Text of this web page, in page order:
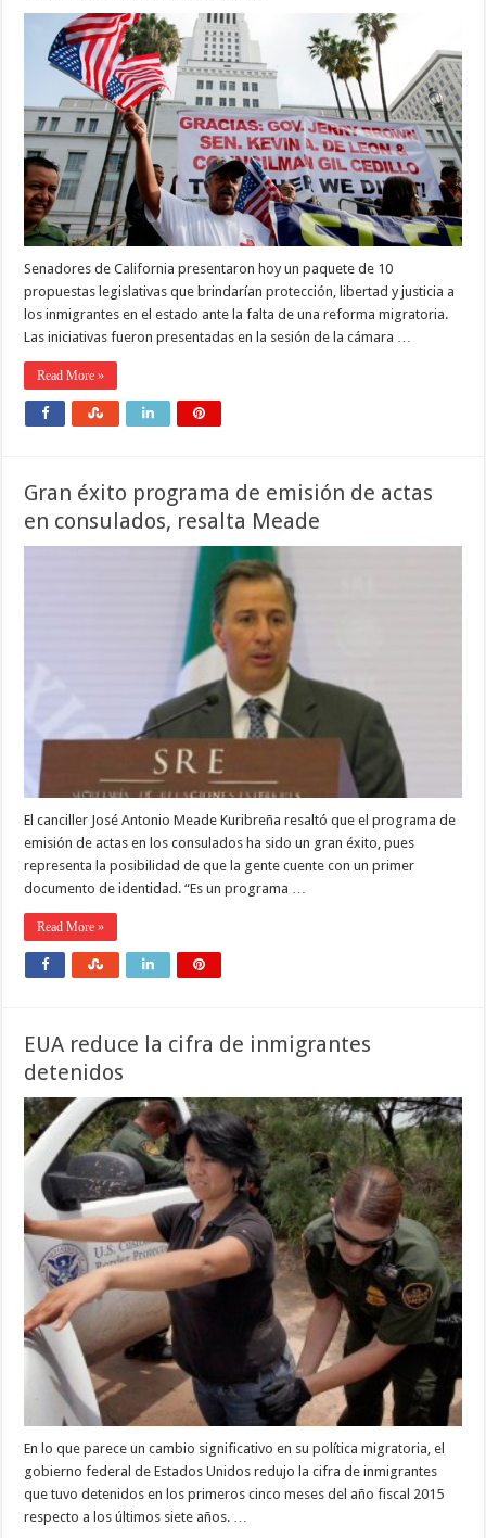
Senadores de California presentaron hoy un paquete de 10
propuestas legislativas que brindarían protección, libertad y justicia a
los inmigrantes en el estado ante la falta de una reforma migratoria.
Las iniciativas fueron presentadas en la sesión de la cámara …
Read More »
Gran éxito programa de emisión de actas
en consulados, resalta Meade
El canciller José Antonio Meade Kuribreña resaltó que el programa de
emisión de actas en los consulados ha sido un gran éxito, pues
representa la posibilidad de que la gente cuente con un primer
documento de identidad. “Es un programa …
Read More »
EUA reduce la cifra de inmigrantes
detenidos
En lo que parece un cambio significativo en su política migratoria, el
gobierno federal de Estados Unidos redujo la cifra de inmigrantes
que tuvo detenidos en los primeros cinco meses del año fiscal 2015
respecto a los últimos siete años. …